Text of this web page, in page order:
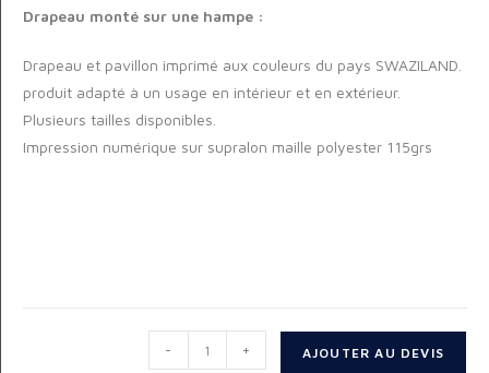
Drapeau monté sur une hampe :
Drapeau et pavillon imprimé aux couleurs du pays SWAZILAND.
produit adapté à un usage en intérieur et en extérieur.
Plusieurs tailles disponibles.
Impression numérique sur supralon maille polyester 115grs
- + AJOUTER AU DEVIS